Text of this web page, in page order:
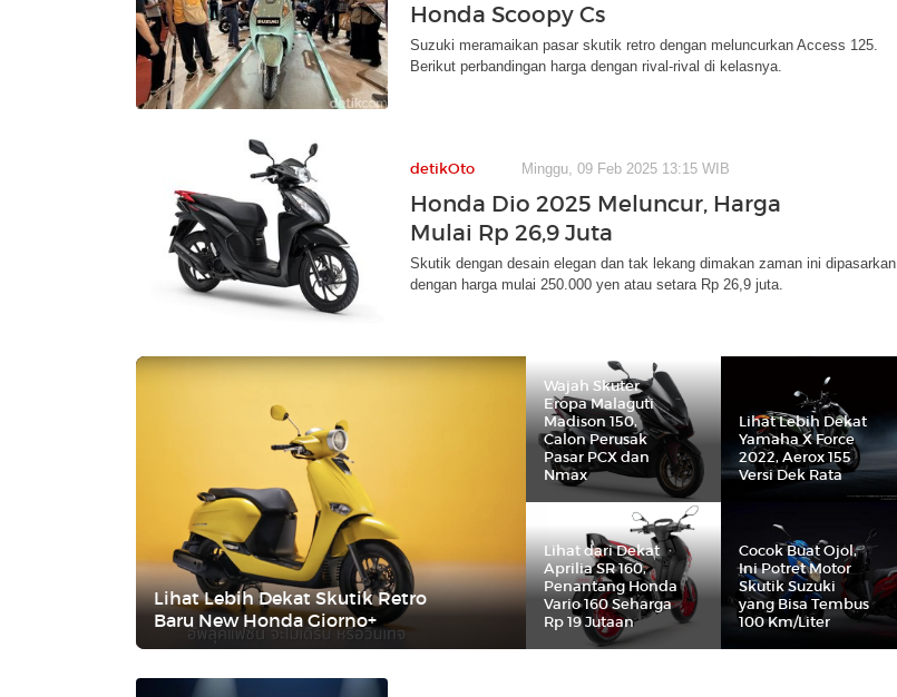
Honda Scoopy Cs
Suzuki meramaikan pasar skutik retro dengan meluncurkan Access 125.
Berikut perbandingan harga dengan rival-rival di kelasnya.
detikOto Minggu, 09 Feb 2025 13:15 WIB
Honda Dio 2025 Meluncur, Harga
Mulai Rp 26,9 Juta
Skutik dengan desain elegan dan tak lekang dimakan zaman ini dipasarkan
dengan harga mulai 250.000 yen atau setara Rp 26,9 juta.
Lihat Lebih Dekat Skutik Retro
Baru New Honda Giorno+
Wajah Skuter
Eropa Malaguti
Madison 150,
Calon Perusak
Pasar PCX dan
Nmax
Lihat Lebih Dekat
Yamaha X Force
2022, Aerox 155
Versi Dek Rata
Lihat dari Dekat
Aprilia SR 160,
Penantang Honda
Vario 160 Seharga
Rp 19 Jutaan
Cocok Buat Ojol,
Ini Potret Motor
Skutik Suzuki
yang Bisa Tembus
100 Km/Liter